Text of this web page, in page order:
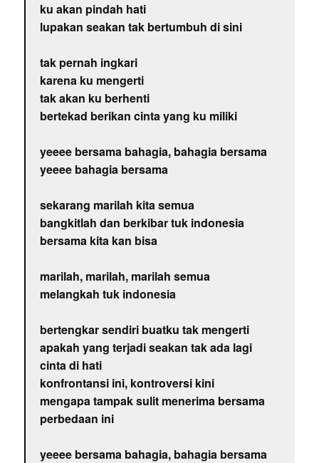
ku akan pindah hati
lupakan seakan tak bertumbuh di sini
tak pernah ingkari
karena ku mengerti
tak akan ku berhenti
bertekad berikan cinta yang ku miliki
yeeee bersama bahagia, bahagia bersama
yeeee bahagia bersama
sekarang marilah kita semua
bangkitlah dan berkibar tuk indonesia
bersama kita kan bisa
marilah, marilah, marilah semua
melangkah tuk indonesia
bertengkar sendiri buatku tak mengerti
apakah yang terjadi seakan tak ada lagi
cinta di hati
konfrontansi ini, kontroversi kini
mengapa tampak sulit menerima bersama
perbedaan ini
yeeee bersama bahagia, bahagia bersama